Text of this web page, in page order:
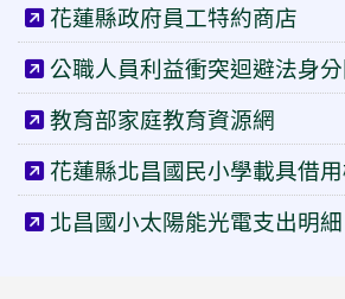
花蓮縣政府員工特約商店
公職人員利益衝突迴避法身
教育部家庭教育資源網
花蓮縣北昌國民小學載具借
北昌國小太陽能光電支出明細